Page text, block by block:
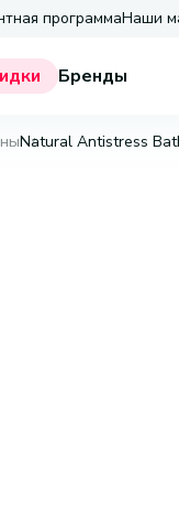
программаНаши
Бренды
Natural Antistress